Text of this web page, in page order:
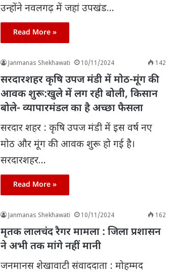
उन्होंने नवलगढ़ में जहां उपखंड…
Read More »
Janmanas Shekhawati 10/11/2024 142
सरदारशहर कृषि उपज मंडी में मोठ-मूंग की
आवक शुरू:खुले में लग रही बोली, किसान
बोले- व्यापारमंडल का है अच्छा फैसला
सरदार शहर : कृषि उपज मंडी में इस वर्ष नए
मोठ और मूंग की आवक शुरू हो गई है।
सरदारशहर…
Read More »
Janmanas Shekhawati 10/11/2024 162
मृतक लालचंद रैगर मामला : जिला प्रशासन
ने अभी तक मांगे नहीं मानी
जनमानस शेखावाटी संवाददाता : मोहम्मद